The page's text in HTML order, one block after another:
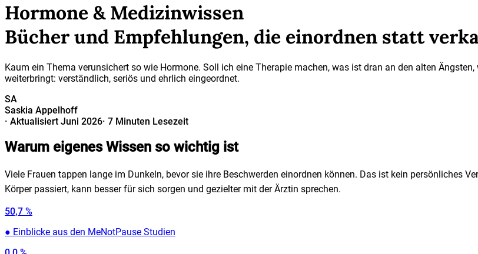
Hormone & Medizinwissen
Bücher und Empfehlungen, die einordnen statt
Kaum ein Thema verunsichert so wie Hormone. Soll ich eine Therapie machen, was ist dran an den alten
weiterbringt: verständlich, seriös und ehrlich eingeordnet.
SA
Saskia Appelhoff
· Aktualisiert Juni 2026· 7 Minuten Lesezeit
Warum eigenes Wissen so wichtig ist
Viele Frauen tappen lange im Dunkeln, bevor sie ihre Beschwerden einordnen können. Das ist kein persönliches
Körper passiert, kann besser für sich sorgen und gezielter mit der Ärztin sprechen.
50,7 %
● Einblicke aus den MeNotPause Studien